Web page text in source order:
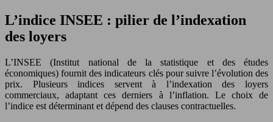
L’indice INSEE : pilier de l’indexation
des loyers
L’INSEE (Institut national de la statistique et des études
économiques) fournit des indicateurs clés pour suivre l’évolution des
prix. Plusieurs indices servent à l’indexation des loyers
commerciaux, adaptant ces derniers à l’inflation. Le choix de
l’indice est déterminant et dépend des clauses contractuelles.